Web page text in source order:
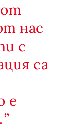
нас
с
са
е